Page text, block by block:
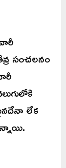
సంచలనం
లేక